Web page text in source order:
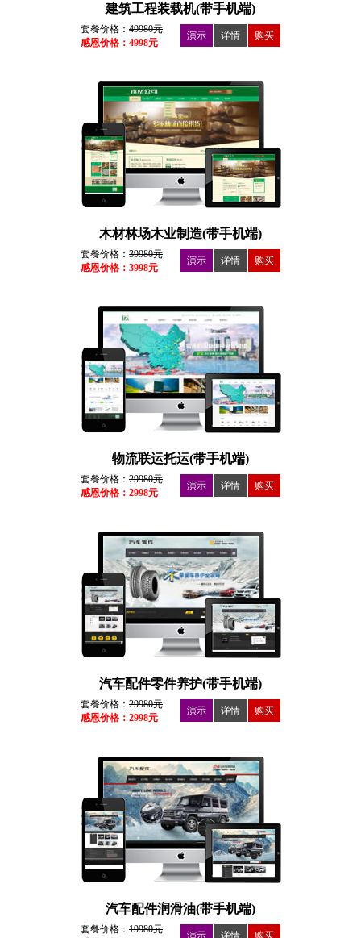
建筑工程装载机(带手机端)
套餐价格： 49980元
感恩价格：4998元
演示 详情 购买
木材林场木业制造(带手机端)
套餐价格： 39980元
感恩价格：3998元
演示 详情 购买
物流联运托运(带手机端)
套餐价格： 29980元
感恩价格：2998元
演示 详情 购买
汽车配件零件养护(带手机端)
套餐价格： 29980元
感恩价格：2998元
演示 详情 购买
汽车配件润滑油(带手机端)
套餐价格： 19980元
演示 详情 购买